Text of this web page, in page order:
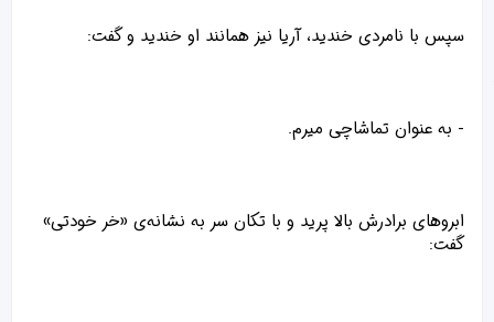
سپس با نامردی خندید، آریا نیز همانند او خندید و گفت:
- به عنوان تماشاچی میرم.
ابروهای برادرش بالا پرید و با تکان سر به نشانه‌ی «خر خودتی»
گفت: